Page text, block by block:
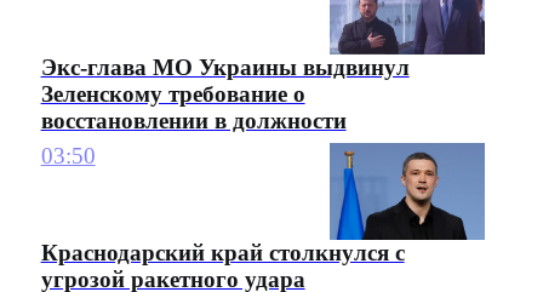
Экс-глава МО Украины выдвинул
Зеленскому требование о
восстановлении в должности
03:50
Краснодарский край столкнулся с
угрозой ракетного удара